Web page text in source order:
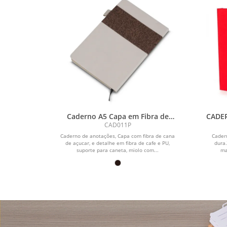
Caderno A5 Capa em Fibra de
Cana de Açúcar e Café
CAD011P
Caderno de anotações, Capa com fibra de cana
de açucar, e detalhe em fibra de cafe e PU,
suporte para caneta, miolo com...